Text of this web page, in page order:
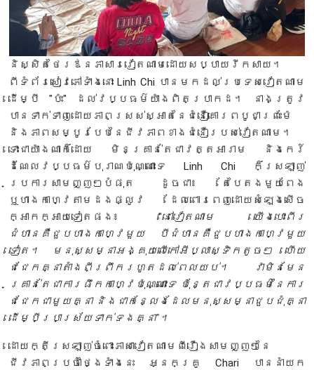
និស្សិតថៃរឪនភាសារវៀតណាមដោយសប្បាយរីកសាយ។
ពីទំព័រសៀវភៅទាំងនោះ Linh Chi បានមកដល់ប្រទេសវៀតណាម
ដើម្បី "ប៉ះ" ដល់វប្បធម៌យ៉ាងពិតប្រាកដ។ នាងត្រូវ
បានទាក់ទាញដោយភាពស្រស់ស្អាតនៃជំនឿគោរពបូជាព្រះម៉ែ
និងភាពសម្បូរបែបនៃជីវភាពខាងជំនឿរបស់វៀតណាម។
ទោះជាយ៉ាងណាក៏ដោយ មិនគ្រាន់តែជាវត្តអារាម និងកេរ៍
ដំណែលវប្បធម៌បុរាណប៉ុណ្ណោះទេ Linh Chi ក៏ស្រឡាញ់
ប្រការសាមញ្ញៗបំផុត ដូចជា៖ តែបៃតងមួយពែង
ឬហាងកាហ្វេតាមដងផ្លូវ ដែលពោរពេញដោយសំឡេងសើច
ក្អាកក្អាយទៀតផង៖ "នៅវៀតណាម យើងបោះពីរ
ជំហានគឺជួបហាងកាហ្វេមួយ បីជំហានគឺជួបហាងកាហ្វេមួយ
ទៀត។ មនុស្សម្នាអង្គុយលើកៅអីប្លាស្ទិកតូចៗ ហើយ
ជជែកគ្នាតាំងពីព្រឹករហូតដល់ពេលយប់។ វាមិនមែន
គ្រាន់តែជាការផឹកកាហ្វេប៉ុណ្ណោះទេ ប៉ុន្តែជាវប្បធម៌នៃការ
ជជែកជាមួយគ្នា និងជាកន្លែងដែលមនុស្សម្នាជួបជុំគ្នា
ដើម្បីប្រាស្រ័យទាក់ទងគ្នា"។
ដោយក្តីស្រឡាញ់ចំពោះភាសាវៀតណាមពីរឿងសាមញ្ញៗនៃ
ជីវភាពប្រចាំថ្ងៃទាំងនេះ អ្នកគ្រូ Chari បាននាំយក